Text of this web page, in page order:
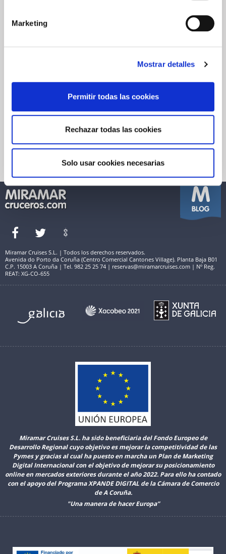
Marketing
Mostrar detalles
Permitir todas las cookies
Rechazar todas las cookies
Solo usar cookies necesarias
SERVICIOS
Financiación
Información útil
ASPECTOS
LEGALES
Política de Cookies
Quienes somos
Política de Privacidad
Términos de Uso y Aviso Legal
Miramar Cruises S.L. | Todos los derechos reservados.
Avenida do Porto da Coruña (Centro Comercial Cantones Village). Planta Baja B01
C.P. 15003 A Coruña | Tel. 982 25 25 74 | reservas@miramarcruises.com | Nº Reg.
REAT: XG-CO-655
Miramar Cruises S.L. ha sido beneficiaria del Fondo Europeo de
Desarrollo Regional cuyo objetivo es mejorar la competitividad de las
Pymes y gracias al cual ha puesto en marcha un Plan de Marketing
Digital Internacional con el objetivo de mejorar su posicionamiento
online en mercados exteriores durante el año 2022. Para ello ha contado
con el apoyo del Programa XPANDE DIGITAL de la Cámara de Comercio
de A Coruña.
"Una manera de hacer Europa”